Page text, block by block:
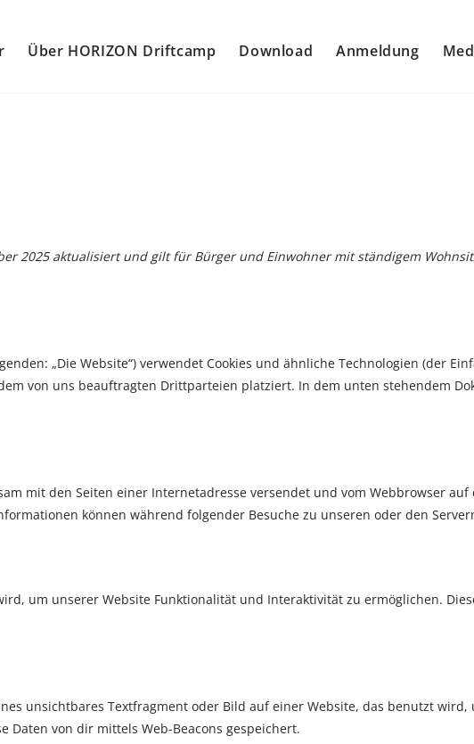
Über HORIZON Driftcamp Download Anmeldung
2025 aktualisiert und gilt für Bürger und Einwohner mit ständigem
„Die Website“) verwendet Cookies und ähnliche Technologien (der
von uns beauftragten Drittparteien platziert. In dem unten stehendem
mit den Seiten einer Internetadresse versendet und vom Webbrowser
können während folgender Besuche zu unseren oder den
um unserer Website Funktionalität und Interaktivität zu ermöglichen.
unsichtbares Textfragment oder Bild auf einer Website, das benutzt
Daten von dir mittels Web-Beacons gespeichert.